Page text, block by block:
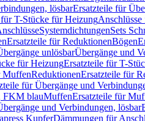
lösbarErsatzteile für
T-Stücke für Heizung
SystemdichtungenSets
Ersatzteile für ReduktionenBögen
unlösbarÜbergänge und
für HeizungErsatzteile für T-
MuffenReduktionenErsatzteile für
für Übergänge und
FKM blauMuffenErsatzteile für
und Verbindungen, lösbar
KupferDämmungen für